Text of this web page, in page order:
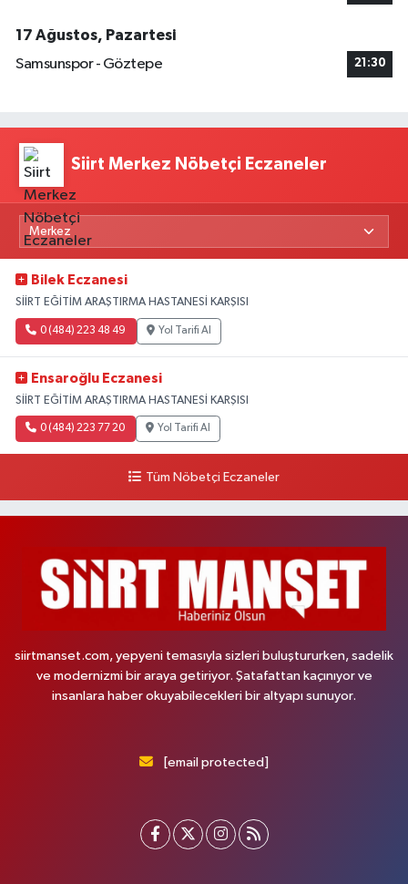
17 Ağustos, Pazartesi
Samsunspor - Göztepe
21:30
Siirt Merkez Nöbetçi Eczaneler
Bilek Eczanesi
SİİRT EĞİTİM ARAŞTIRMA HASTANESİ KARŞISI
0 (484) 223 48 49 Yol Tarifi Al
Ensaroğlu Eczanesi
SİİRT EĞİTİM ARAŞTIRMA HASTANESİ KARŞISI
0 (484) 223 77 20 Yol Tarifi Al
Tüm Nöbetçi Eczaneler
siirtmanset.com, yepyeni temasıyla sizleri buluştururken, sadelik
ve modernizmi bir araya getiriyor. Şatafattan kaçınıyor ve
insanlara haber okuyabilecekleri bir altyapı sunuyor.
[email protected]